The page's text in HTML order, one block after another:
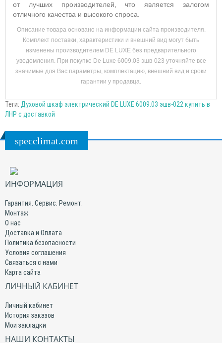
от лучших производителей, что является залогом
отличного качества и высокого спроса.
Описание товара основано на информации сайта производителя.
Комплект поставки, характеристики и внешний вид могут быть
изменены производителем DE LUXE без предварительного
уведомления. При покупке De Luxe 6009.03 эшв-023 уточняйте все
значимые для Вас параметры, комплектацию, внешний вид и сроки
гарантии у продавца.
Теги: Духовой шкаф электрический DE LUXE 6009.03 эшв-022 купить в
ЛНР с доставкой
specclimat.com
ИНФОРМАЦИЯ
Гарантия. Сервис. Ремонт.
Монтаж
О нас
Доставка и Оплата
Политика безопасности
Условия соглашения
Связаться с нами
Карта сайта
ЛИЧНЫЙ КАБИНЕТ
Личный кабинет
История заказов
Мои закладки
НАШИ КОНТАКТЫ